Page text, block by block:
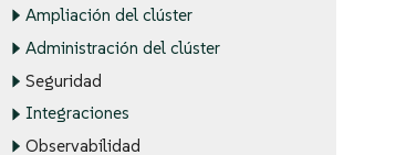
Ampliación del clúster
Administración del clúster
Seguridad
Integraciones
Observabilidad